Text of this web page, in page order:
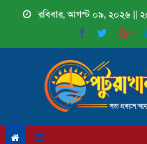
রবিবার, আগস্ট ০৯, ২০২৬ ||